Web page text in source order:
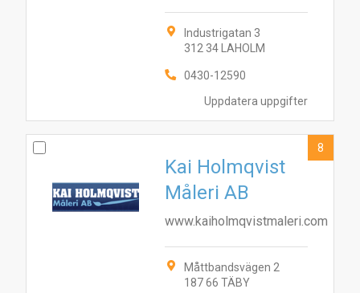
Uppdatera uppgifter
Industrigatan 3
312 34 LAHOLM
0430-12590
Kai Holmqvist
Måleri AB
www.kaiholmqvistmaleri.com
Måttbandsvägen 2
187 66 TÄBY
8